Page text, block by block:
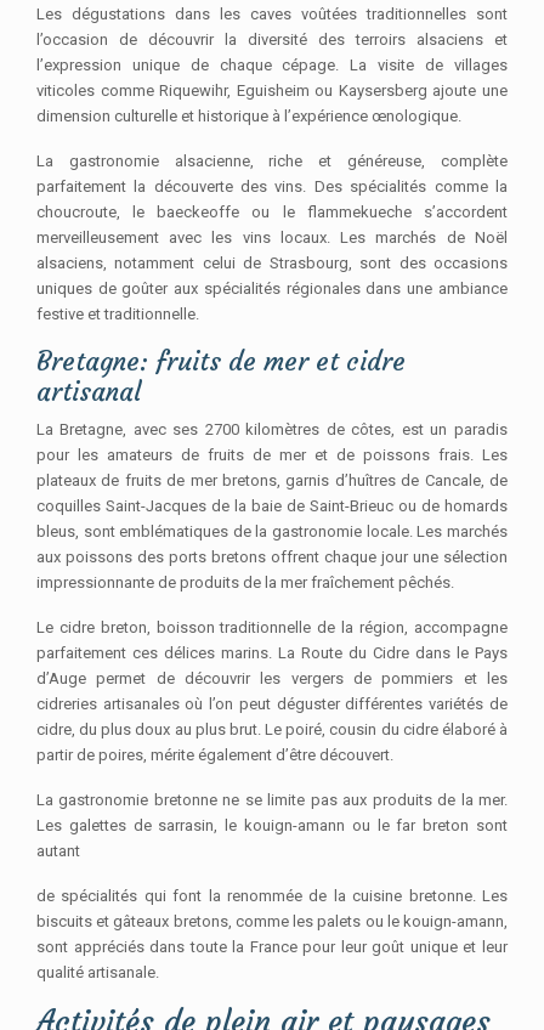
Les dégustations dans les caves voûtées traditionnelles sont
l’occasion de découvrir la diversité des terroirs alsaciens et
l’expression unique de chaque cépage. La visite de villages
viticoles comme Riquewihr, Eguisheim ou Kaysersberg ajoute une
dimension culturelle et historique à l’expérience œnologique.
La gastronomie alsacienne, riche et généreuse, complète
parfaitement la découverte des vins. Des spécialités comme la
choucroute, le baeckeoffe ou le flammekueche s’accordent
merveilleusement avec les vins locaux. Les marchés de Noël
alsaciens, notamment celui de Strasbourg, sont des occasions
uniques de goûter aux spécialités régionales dans une ambiance
festive et traditionnelle.
Bretagne: fruits de mer et cidre
artisanal
La Bretagne, avec ses 2700 kilomètres de côtes, est un paradis
pour les amateurs de fruits de mer et de poissons frais. Les
plateaux de fruits de mer bretons, garnis d’huîtres de Cancale, de
coquilles Saint-Jacques de la baie de Saint-Brieuc ou de homards
bleus, sont emblématiques de la gastronomie locale. Les marchés
aux poissons des ports bretons offrent chaque jour une sélection
impressionnante de produits de la mer fraîchement pêchés.
Le cidre breton, boisson traditionnelle de la région, accompagne
parfaitement ces délices marins. La Route du Cidre dans le Pays
d’Auge permet de découvrir les vergers de pommiers et les
cidreries artisanales où l’on peut déguster différentes variétés de
cidre, du plus doux au plus brut. Le poiré, cousin du cidre élaboré à
partir de poires, mérite également d’être découvert.
La gastronomie bretonne ne se limite pas aux produits de la mer.
Les galettes de sarrasin, le kouign-amann ou le far breton sont
autant
de spécialités qui font la renommée de la cuisine bretonne. Les
biscuits et gâteaux bretons, comme les palets ou le kouign-amann,
sont appréciés dans toute la France pour leur goût unique et leur
qualité artisanale.
Activités de plein air et paysages